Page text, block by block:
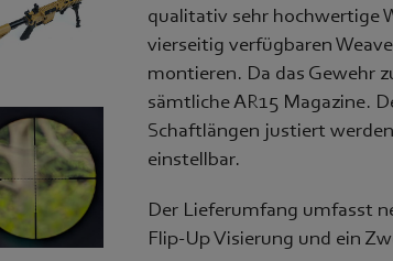
qualitativ sehr hochwertige
vierseitig verfügbaren
montieren. Da das Gewehr
sämtliche AR15 Magazine.
Schaftlängen justiert
einstellbar.
Der Lieferumfang umfasst
Flip-Up Visierung und ein